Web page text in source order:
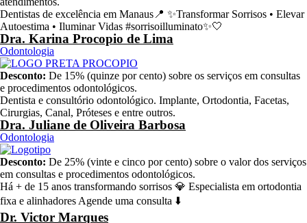
Dentistas de excelência em Manaus📍 ✨Transformar Sorrisos • Elevar
Autoestima • Iluminar Vidas #sorrisoilluminato✨🤍
Dra. Karina Procopio de Lima
Odontologia
Desconto: De 15% (quinze por cento) sobre os serviços em consultas
e procedimentos odontológicos.
Dentista e consultório odontológico. Implante, Ortodontia, Facetas,
Cirurgias, Canal, Próteses e entre outros.
Dra. Juliane de Oliveira Barbosa
Odontologia
Desconto: De 25% (vinte e cinco por cento) sobre o valor dos serviços
em consultas e procedimentos odontológicos.
Há + de 15 anos transformando sorrisos 💎 Especialista em ortodontia
fixa e alinhadores Agende uma consulta ⬇️
Dr. Victor Marques